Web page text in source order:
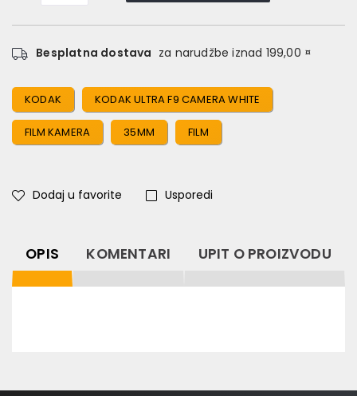
Besplatna dostava za narudžbe iznad 199,00 ¤
KODAK KODAK ULTRA F9 CAMERA WHITE
FILM KAMERA 35MM FILM
Dodaj u favorite Usporedi
OPIS KOMENTARI UPIT O PROIZVODU